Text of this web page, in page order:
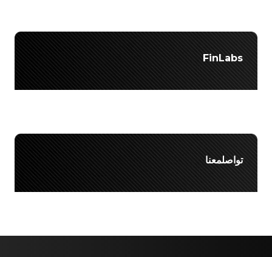
FinLabs
تواصلمعنا